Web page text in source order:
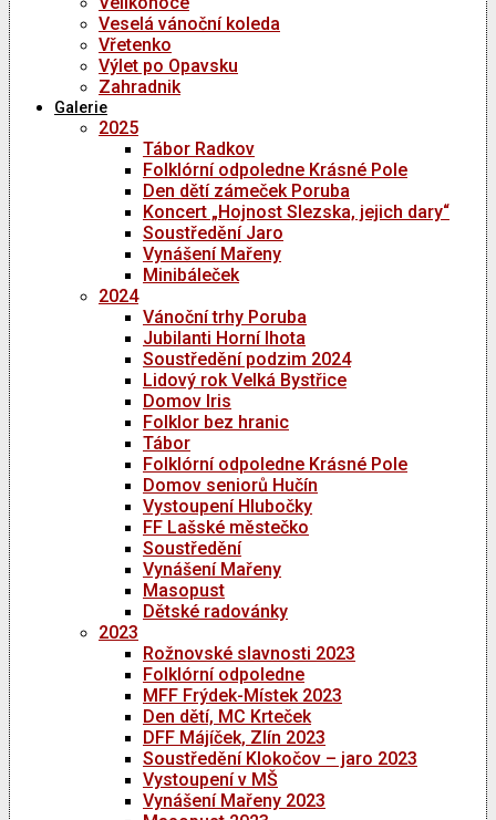
Veselá vánoční koleda
Vřetenko
Výlet po Opavsku
Zahradnik
Galerie
2025
Tábor Radkov
Folklórní odpoledne Krásné Pole
Den dětí zámeček Poruba
Koncert „Hojnost Slezska, jejich dary“
Soustředění Jaro
Vynášení Mařeny
Minibáleček
2024
Vánoční trhy Poruba
Jubilanti Horní lhota
Soustředění podzim 2024
Lidový rok Velká Bystřice
Domov Iris
Folklor bez hranic
Tábor
Folklórní odpoledne Krásné Pole
Domov seniorů Hučín
Vystoupení Hlubočky
FF Lašské městečko
Soustředění
Vynášení Mařeny
Masopust
Dětské radovánky
2023
Rožnovské slavnosti 2023
Folklórní odpoledne
MFF Frýdek-Místek 2023
Den dětí, MC Krteček
DFF Májíček, Zlín 2023
Soustředění Klokočov – jaro 2023
Vystoupení v MŠ
Vynášení Mařeny 2023